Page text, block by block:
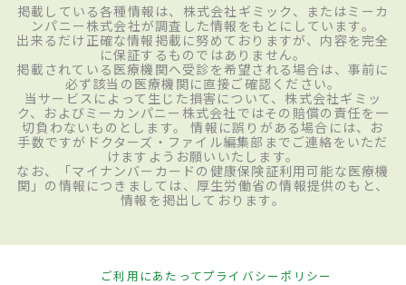
掲載している各種情報は、株式会社ギミック、またはミーカ
ンパニー株式会社が調査した情報をもとにしています。
出来るだけ正確な情報掲載に努めておりますが、内容を完全
に保証するものではありません。
掲載されている医療機関へ受診を希望される場合は、事前に
必ず該当の医療機関に直接ご確認ください。
当サービスによって生じた損害について、株式会社ギミッ
ク、およびミーカンパニー株式会社ではその賠償の責任を一
切負わないものとします。 情報に誤りがある場合には、お
手数ですがドクターズ・ファイル編集部までご連絡をいただ
けますようお願いいたします。
なお、「マイナンバーカードの健康保険証利用可能な医療機
関」の情報につきましては、厚生労働省の情報提供のもと、
情報を掲出しております。
ご利用にあたってプライバシーポリシー